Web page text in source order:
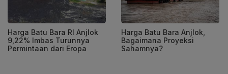
Harga Batu Bara RI Anjlok
9,22% Imbas Turunnya
Permintaan dari Eropa
Harga Batu Bara Anjlok,
Bagaimana Proyeksi
Sahamnya?